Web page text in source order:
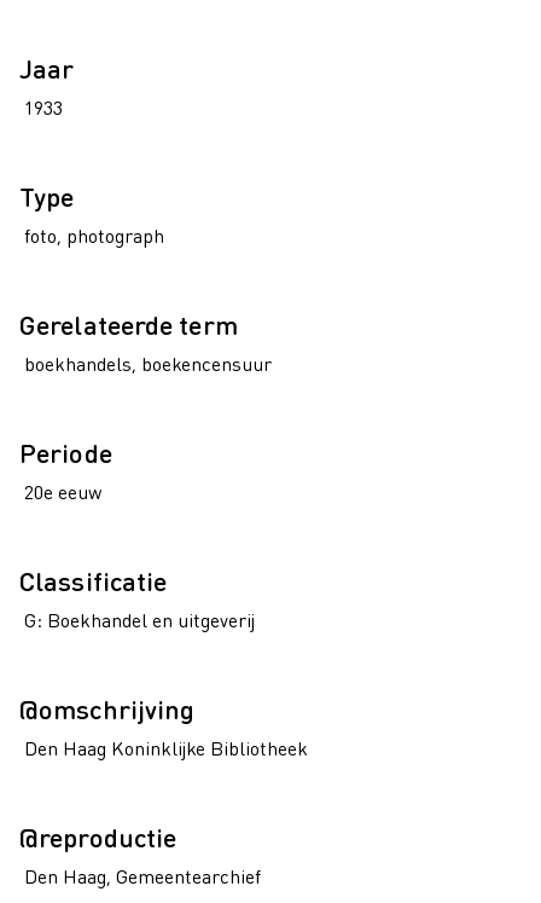
Jaar
1933
Type
foto, photograph
Gerelateerde term
boekhandels, boekencensuur
Periode
20e eeuw
Classificatie
G: Boekhandel en uitgeverij
@omschrijving
Den Haag Koninklijke Bibliotheek
@reproductie
Den Haag, Gemeentearchief